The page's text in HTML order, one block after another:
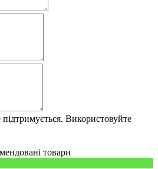
Використовуйте
товари